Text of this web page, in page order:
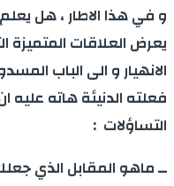
و في هذا الاطار ، هل
يعرض العلاقات المتميزة
الانهيار و الى الباب
فعلته الدنيئة هاته
التساؤلات :
ــ ماهو المقابل الذي